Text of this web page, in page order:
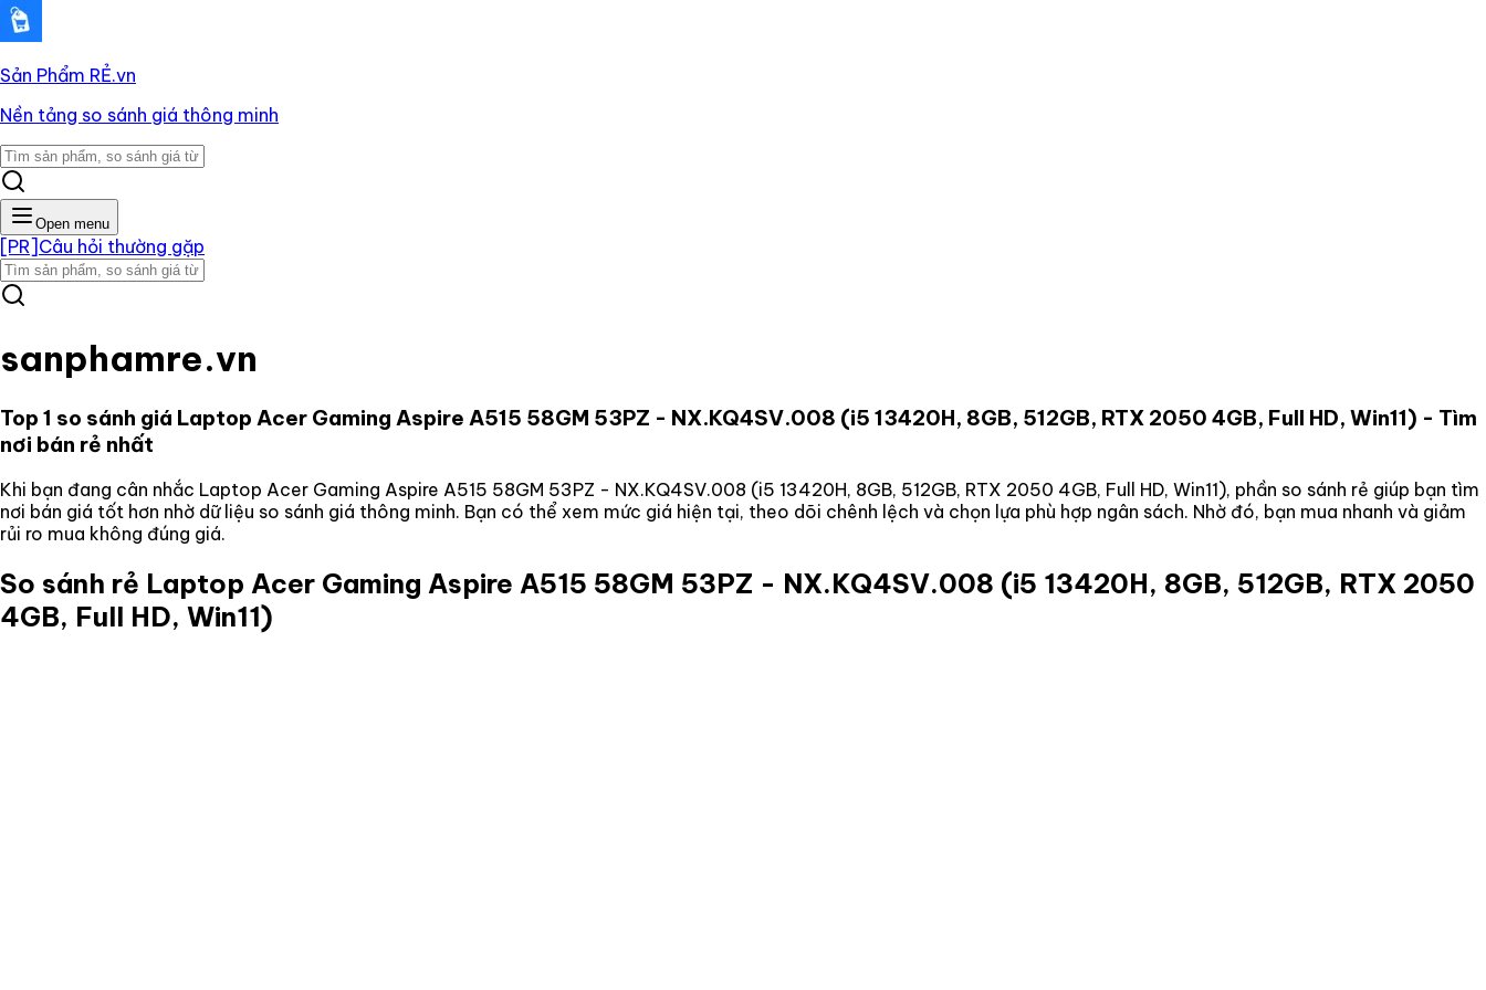
Sản Phẩm RẺ.vn
Nền tảng so sánh giá thông minh
Open menu
[PR] Câu hỏi thường gặp
sanphamre.vn
Top 1 so sánh giá Laptop Acer Gaming Aspire A515 58GM 53PZ - NX.KQ4SV.008 (i5 13420H, 8GB, 512GB, RTX 2050 4GB, Full HD, Win11) - Tìm
nơi bán rẻ nhất
Khi bạn đang cân nhắc Laptop Acer Gaming Aspire A515 58GM 53PZ - NX.KQ4SV.008 (i5 13420H, 8GB, 512GB, RTX 2050 4GB, Full HD, Win11), phần so sánh rẻ giúp bạn tìm
nơi bán giá tốt hơn nhờ dữ liệu so sánh giá thông minh. Bạn có thể xem mức giá hiện tại, theo dõi chênh lệch và chọn lựa phù hợp ngân sách. Nhờ đó, bạn mua nhanh và giảm
rủi ro mua không đúng giá.
So sánh rẻ Laptop Acer Gaming Aspire A515 58GM 53PZ - NX.KQ4SV.008 (i5 13420H, 8GB, 512GB, RTX 2050
4GB, Full HD, Win11)